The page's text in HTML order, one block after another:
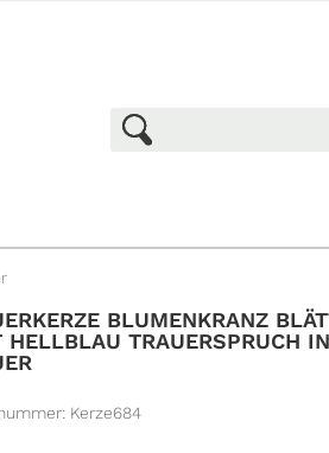
BLUMENKRANZ
HELLBLAU TRAUERSPRUCH
Kerze684